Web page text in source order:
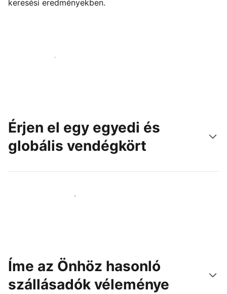
keresési eredményekben.
Vágjon bele még ma
Érjen el egy egyedi és
globális vendégkört
Érjen el új vendégeket még ma
Íme az Önhöz hasonló
szállásadók véleménye